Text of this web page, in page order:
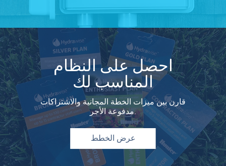
احصل على النظام
المناسب لك
قارن بين ميزات الخطة المجانية والاشتراكات
مدفوعة الأجر.
عرض الخطط